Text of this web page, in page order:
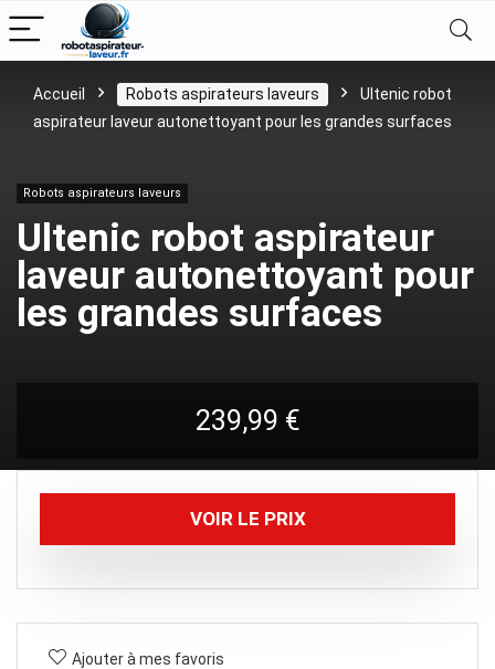
Accueil Robots aspirateurs laveurs
Ultenic robot
aspirateur laveur autonettoyant pour les grandes surfaces
Robots aspirateurs laveurs
Ultenic robot aspirateur
laveur autonettoyant pour
les grandes surfaces
239,99 €
VOIR LE PRIX
Ajouter à mes favoris